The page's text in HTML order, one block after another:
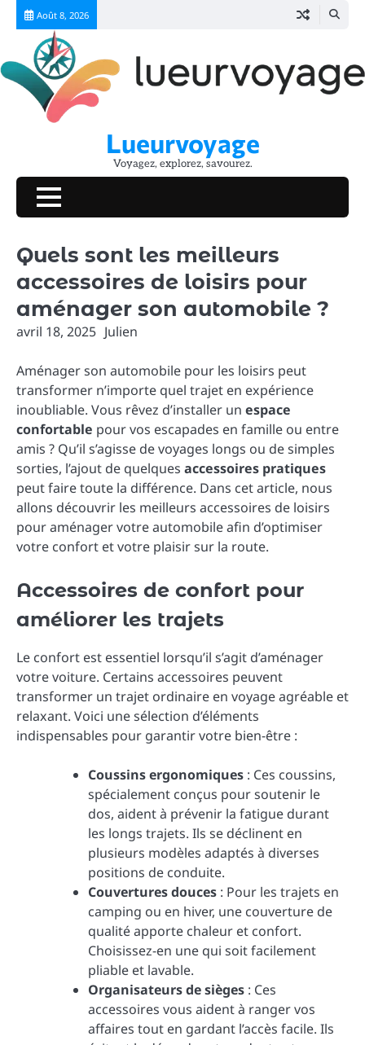
Skip
content
Août 8, 2026
Lueurvoyage
Voyagez, explorez, savourez.
Quels sont les meilleurs
accessoires de loisirs pour
aménager son automobile ?
avril 18, 2025 Julien
Aménager son automobile pour les loisirs peut
transformer n’importe quel trajet en expérience
inoubliable. Vous rêvez d’installer un espace
confortable pour vos escapades en famille ou entre
amis ? Qu’il s’agisse de voyages longs ou de simples
sorties, l’ajout de quelques accessoires pratiques
peut faire toute la différence. Dans cet article, nous
allons découvrir les meilleurs accessoires de loisirs
pour aménager votre automobile afin d’optimiser
votre confort et votre plaisir sur la route.
Accessoires de confort pour
améliorer les trajets
Le confort est essentiel lorsqu’il s’agit d’aménager
votre voiture. Certains accessoires peuvent
transformer un trajet ordinaire en voyage agréable et
relaxant. Voici une sélection d’éléments
indispensables pour garantir votre bien-être :
Coussins ergonomiques : Ces coussins,
spécialement conçus pour soutenir le
dos, aident à prévenir la fatigue durant
les longs trajets. Ils se déclinent en
plusieurs modèles adaptés à diverses
positions de conduite.
Couvertures douces : Pour les trajets en
camping ou en hiver, une couverture de
qualité apporte chaleur et confort.
Choisissez-en une qui soit facilement
pliable et lavable.
Organisateurs de sièges : Ces
accessoires vous aident à ranger vos
affaires tout en gardant l’accès facile. Ils